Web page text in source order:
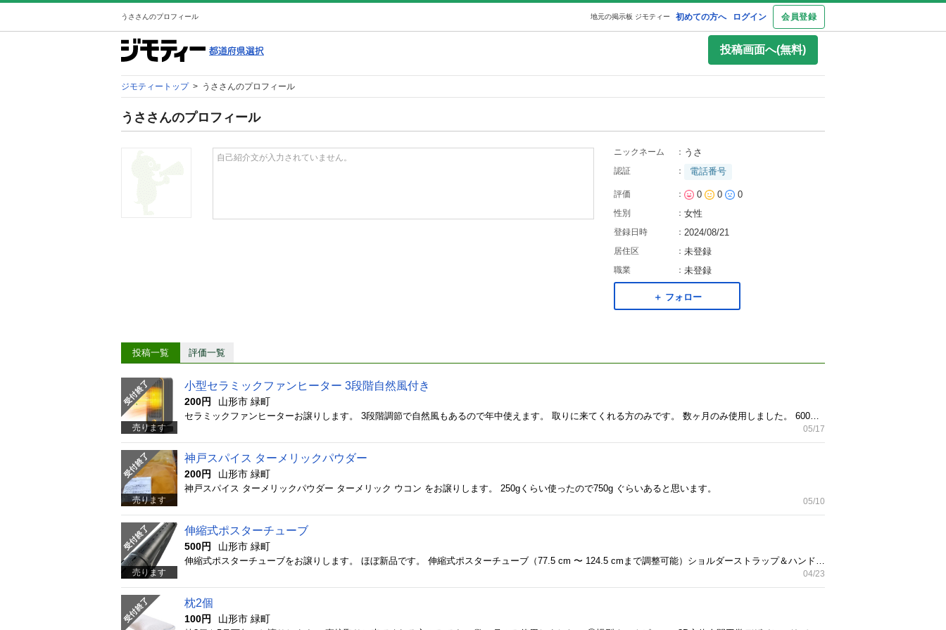
うささんのプロフィール 初めての方へ ログイン 会員登録
地元の掲示板 ジモティー
投稿画面へ(無料)
ジモティートップ > うささんのプロフィール
うささんのプロフィール
自己紹介文が入力されていません。
ニックネーム ： うさ
認証 ： 電話番号
評価 ： 0 0 0
性別 ： 女性
登録日時 ： 2024/08/21
居住区 ： 未登録
職業 ： 未登録
＋ フォロー
投稿一覧 評価一覧
売ります
小型セラミックファンヒーター 3段階自然風付き
200円 山形市 緑町
05/17
売ります
神戸スパイス ターメリックパウダー
200円 山形市 緑町
神戸スパイス ターメリックパウダー ターメリック ウコン をお譲りします。 250gくらい使ったので750g ぐらいあると思います。
05/10
売ります
伸縮式ポスターチューブ
500円 山形市 緑町
04/23
枕2個
100円 山形市 緑町